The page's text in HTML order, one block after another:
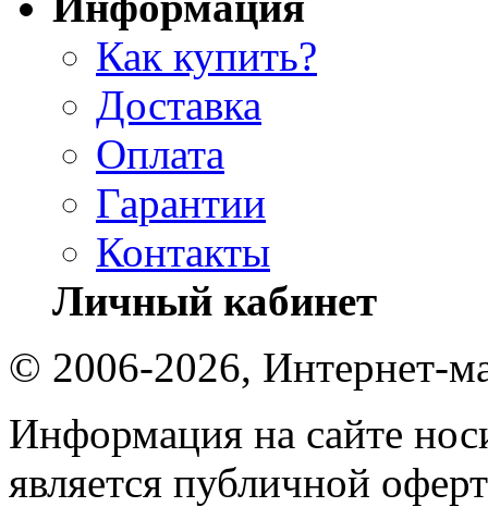
Как купить?
Доставка
Оплата
Гарантии
Контакты
Личный кабинет
© 2006-2026, Интернет-
Информация на сайте
является публичной